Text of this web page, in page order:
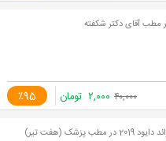
مطب آقای دکتر شکفته
٪95 ۴۰,۰۰۰ ۲,۰۰۰ تومان
پزشک (هفت تیر)